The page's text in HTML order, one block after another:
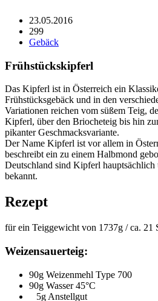
23.05.2016
299
Gebäck
Frühstückskipferl
Das Kipferl ist in Österreich ein
Frühstücksgebäck und in den
Variationen reichen vom süßem Teig,
Kipferl, über den Briocheteig bis hin
pikanter Geschmacksvariante.
Der Name Kipferl ist vor allem in
beschreibt ein zu einem Halbmond
Deutschland sind Kipferl
bekannt.
Rezept
für ein Teiggewicht von 1737g / ca.
Weizensauerteig:
90g Weizenmehl Type 700
90g Wasser 45°C
5g Anstellgut